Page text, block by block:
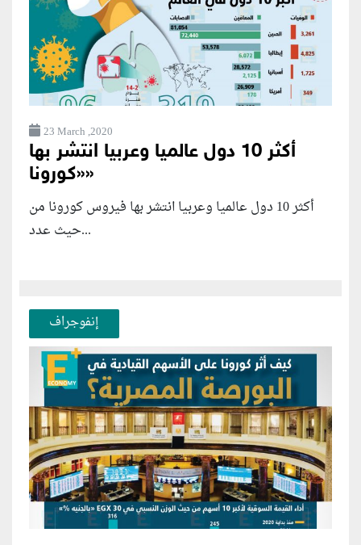
23 March ,2020
أكثر 10 دول عالميا وعربيا انتشر بها
«كورونا»‎
أكثر 10 دول عالميا وعربيا انتشر بها فيروس كورونا من
حيث عدد...
إنفوجراف